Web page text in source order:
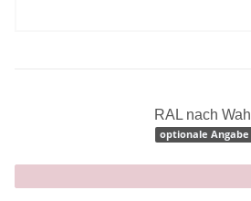
RAL nach Wahl
optionale Angabe
x